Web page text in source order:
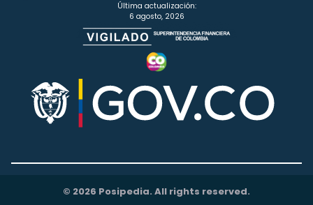
Última actualización:
6 agosto, 2026
© 2026 Posipedia. All rights reserved.